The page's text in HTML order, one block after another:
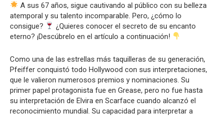
A sus 67 años, sigue cautivando al público con su belleza
atemporal y su talento incomparable. Pero, ¿cómo lo
consigue?
¿Quieres conocer el secreto de su encanto
eterno? ¡Descúbrelo en el artículo a continuación!
Como una de las estrellas más taquilleras de su generación,
Pfeiffer conquistó todo Hollywood con sus interpretaciones,
que le valieron numerosos premios y nominaciones. Su
primer papel protagonista fue en Grease, pero no fue hasta
su interpretación de Elvira en Scarface cuando alcanzó el
reconocimiento mundial. Su capacidad para interpretar a